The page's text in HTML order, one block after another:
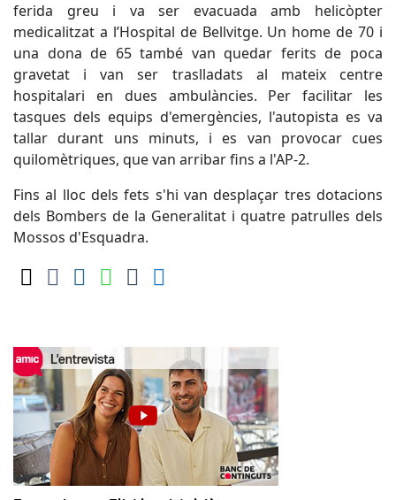
ferida greu i va ser evacuada amb helicòpter
medicalitzat a l’Hospital de Bellvitge. Un home de 70 i
una dona de 65 també van quedar ferits de poca
gravetat i van ser traslladats al mateix centre
hospitalari en dues ambulàncies. Per facilitar les
tasques dels equips d'emergències, l'autopista es va
tallar durant uns minuts, i es van provocar cues
quilomètriques, que van arribar fins a l'AP-2.
Fins al lloc dels fets s'hi van desplaçar tres dotacions
dels Bombers de la Generalitat i quatre patrulles dels
Mossos d'Esquadra.